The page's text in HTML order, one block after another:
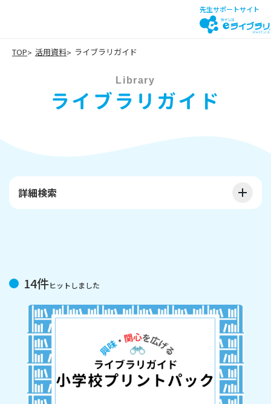
先生サポートサイト
TOP 活用資料 ライブラリガイド
Library
ライブラリガイド
詳細検索
14件ヒットしました